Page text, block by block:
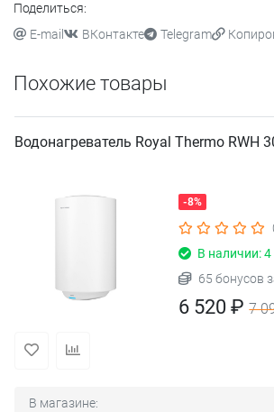
Поделиться:
E-mail
ВКонтакте Telegram
Похожие товары
Водонагреватель Royal Thermo RWH
-8%
В наличии:
65 бонусов
6 520 ₽7
В магазине: